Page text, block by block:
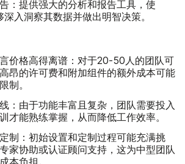
： 提供强大的分析和报告工具，使
入洞察其数据并做出明智决策。
价格高得离谱： 对于20-50人的团队可
昂的许可费和附加组件的额外成本可能
制。
： 由于功能丰富且复杂，团队需要投入
才能熟练掌握，从而降低工作效率。
制： 初始设置和定制过程可能充满挑
家协助或认证顾问支持，这为中型团队
本负担。